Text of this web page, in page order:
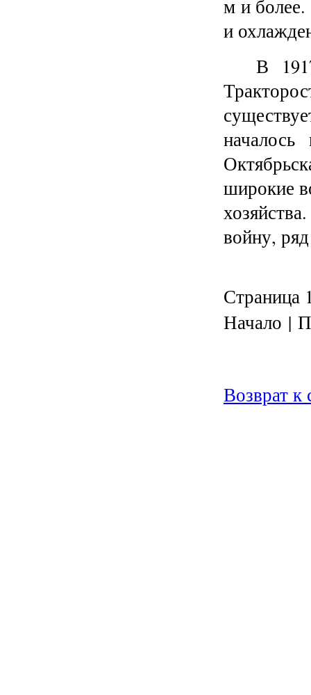
м и более.
и
В
началось
широкие
войну,
Страница
Начало |
Возврат к